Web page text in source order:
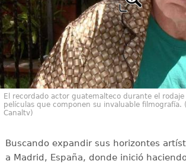
El recordado actor guatemalteco durante el
películas que componen su invaluable filmografía.
Canaltv)
Buscando expandir sus horizontes
a Madrid, España, donde inició